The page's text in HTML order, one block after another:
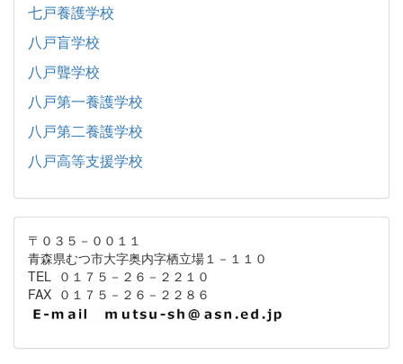
七戸養護学校
八戸盲学校
八戸聾学校
八戸第一養護学校
八戸第二養護学校
八戸高等支援学校
〒０３５－００１１
青森県むつ市大字奥内字栖立場１－１１０
TEL ０１７５－２６－２２１０
FAX ０１７５－２６－２２８６